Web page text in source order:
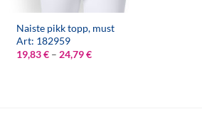
Naiste pikk topp, must
Art: 182959
19,83€ – 24,79€Hinnavahemik: